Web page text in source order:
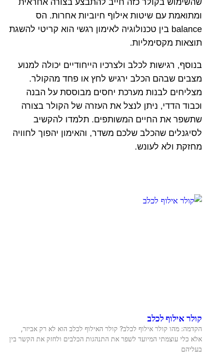
ומתואמת עם שיטות אילוף חיוביות אחרות. הס
balance בין טכנולוגיה לאימון רגשי הוא קריטי להשגת
תוצאות מקסימליות.
בנוסף, רגישות לכלב ולצרכיו הייחודיים יכולה למנוע
מצבים שבהם הכלב ירגיש לחץ או פחד מהקולר.
מצליחים לבנות מערכת יחסים מבוססת על הבנה
וכבוד הדדי, ניתן לנצל את העזרה של הקולר בצורה
שתשפר את החיים המשותפים. תלמדו להקשיב
לסיגנלים שהכלב שלכם משדר, והאימון יהפוך לחוויה
מחזקת ולא לעונש.
קולר אילוף לכלב
הקדמה: מהו קולר אילוף לכלב? קולר האילוף לכלב הוא לא רק אביזר,
אלא כלי עוצמתי המיועד לשפר את התנהגות הכלבים ולחזק את הקשר בין
בעליהם